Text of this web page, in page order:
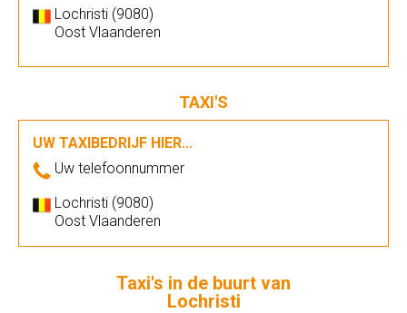
Lochristi (9080)
Oost Vlaanderen
TAXI'S
UW TAXIBEDRIJF HIER...
Uw telefoonnummer
Lochristi (9080)
Oost Vlaanderen
Taxi's in de buurt van
Lochristi